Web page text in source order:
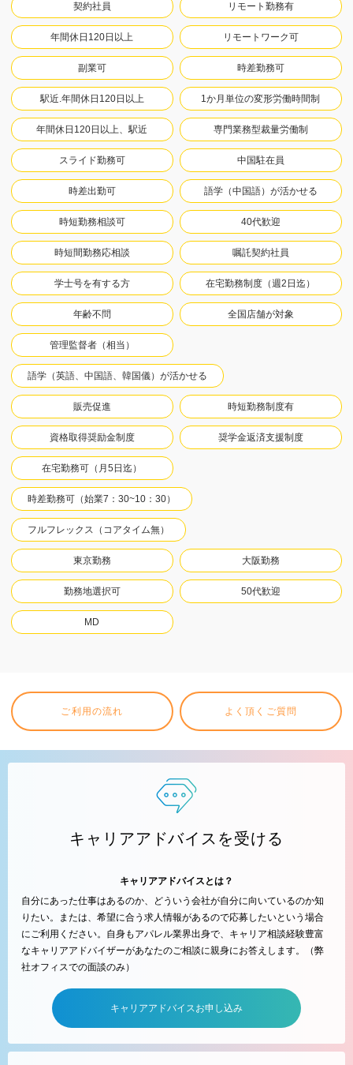
契約社員 リモート勤務有
年間休日120日以上 リモートワーク可
副業可 時差勤務可
駅近.年間休日120日以上 1か月単位の変形労働時間制
年間休日120日以上、駅近 専門業務型裁量労働制
スライド勤務可 中国駐在員
時差出勤可 語学（中国語）が活かせる
時短勤務相談可 40代歓迎
時短間勤務応相談 嘱託契約社員
学士号を有する方 在宅勤務制度（週2日迄）
年齢不問 全国店舗が対象
管理監督者（相当）
語学（英語、中国語、韓国儀）が活かせる
販売促進 時短勤務制度有
資格取得奨励金制度 奨学金返済支援制度
在宅勤務可（月5日迄）
時差勤務可（始業7：30~10：30）
フルフレックス（コアタイム無）
東京勤務 大阪勤務
勤務地選択可 50代歓迎
MD
ご利用の流れ よく頂くご質問
キャリアアドバイスを受ける
キャリアアドバイスとは？
自分にあった仕事はあるのか、どういう会社が自分に向いているのか知
りたい。または、希望に合う求人情報があるので応募したいという場合
にご利用ください。自身もアパレル業界出身で、キャリア相談経験豊富
なキャリアアドバイザーがあなたのご相談に親身にお答えします。（弊
社オフィスでの面談のみ）
キャリアアドバイスお申し込み